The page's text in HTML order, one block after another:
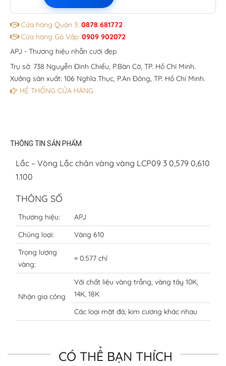
Cửa hàng Quận 3: 0878 681772
Cửa hàng Gò Vấp: 0909 902072
APJ - Thương hiệu nhẫn cưới đẹp
Trụ sở: 738 Nguyễn Đình Chiểu, P.Bàn Cờ, TP. Hồ Chí Minh.
Xưởng sản xuất: 106 Nghĩa Thục, P.An Đông, TP. Hồ Chí Minh.
HỆ THỐNG CỬA HÀNG
THÔNG TIN SẢN PHẨM
Lắc – Vòng Lắc chân vàng vàng LCP09 3 0,579 0,610
1.100
THÔNG SỐ
Thương hiệu:
APJ
Chủng loại:
Vàng 610
Trọng lượng
vàng:
≈ 0.577 chỉ
Nhận gia công
Với chất liệu vàng trắng, vàng tây 10K,
14K, 18K
Các loại mặt đá, kim cương khác nhau
CÓ THỂ BẠN THÍCH